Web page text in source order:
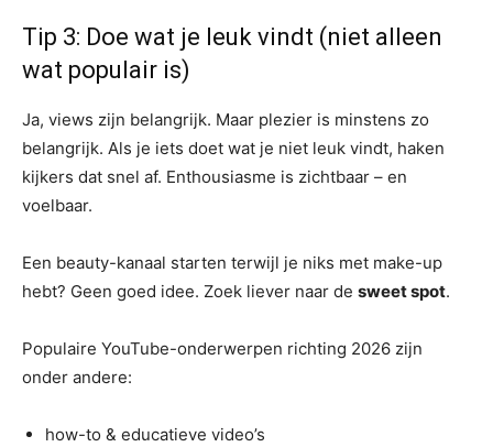
Tip 3: Doe wat je leuk vindt (niet alleen
wat populair is)
Ja, views zijn belangrijk. Maar plezier is minstens zo
belangrijk. Als je iets doet wat je niet leuk vindt, haken
kijkers dat snel af. Enthousiasme is zichtbaar – en
voelbaar.
Een beauty-kanaal starten terwijl je niks met make-up
hebt? Geen goed idee. Zoek liever naar de sweet spot.
Populaire YouTube-onderwerpen richting 2026 zijn
onder andere:
how-to & educatieve video’s